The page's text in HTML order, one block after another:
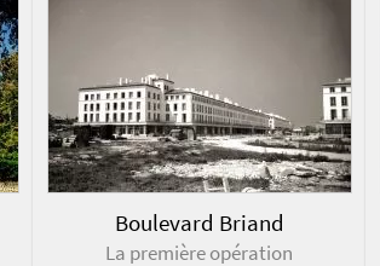
Boulevard Briand
La première opération